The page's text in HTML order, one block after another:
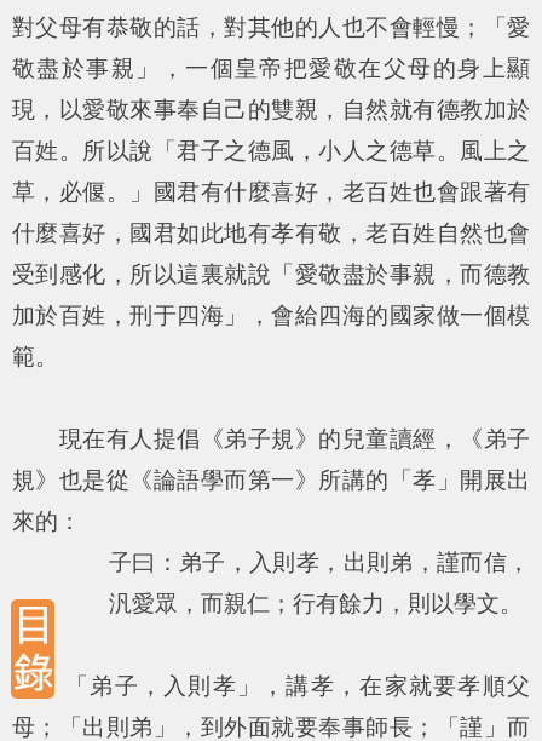
對父母有恭敬的話，對其他的人也不會輕慢；「愛
敬盡於事親」，一個皇帝把愛敬在父母的身上顯
現，以愛敬來事奉自己的雙親，自然就有德教加於
百姓。所以說「君子之德風，小人之德草。風上之
草，必偃。
」國君有什麼喜好，老百姓也會跟著有
什麼喜好，國君如此地有孝有敬，老百姓自然也會
受到感化，所以這裏就說「 愛敬盡於事親，而德教
加於百姓，刑于四海 」，會給四海的國家做一個模
範。
現在有人提倡《弟子規》的兒童讀經，《弟子
規》也是從《論語學而第一》所講的「孝」開展出
來的：
子曰：弟子，入則孝，出則弟，謹而信，
汎愛眾，而親仁；行有餘力，則以學文。
「弟子，入則孝」，講孝，在家就要孝順父
母；「出則弟」，到外面就要奉事師長；「謹」而